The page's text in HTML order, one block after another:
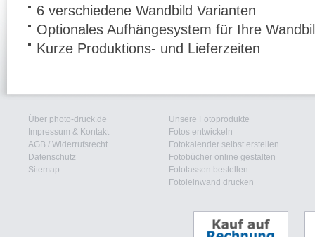
6 verschiedene Wandbild Varianten
Optionales Aufhängesystem für Ihre
Kurze Produktions- und Lieferzeiten
Über photo-druck.de
Impressum & Kontakt
AGB / Widerrufsrecht
Datenschutz
Sitemap
Unsere Fotoprodukte
Fotos entwickeln
Fotokalender selbst erstellen
Fotobücher online gestalten
Fototassen bestellen
Fotoleinwand drucken